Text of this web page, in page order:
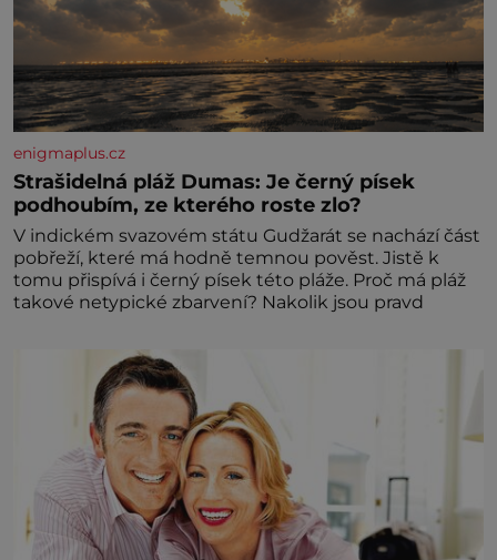
enigmaplus.cz
Strašidelná pláž Dumas: Je černý písek
podhoubím, ze kterého roste zlo?
V indickém svazovém státu Gudžarát se nachází část
pobřeží, které má hodně temnou pověst. Jistě k
tomu přispívá i černý písek této pláže. Proč má pláž
takové netypické zbarvení? Nakolik jsou pravd